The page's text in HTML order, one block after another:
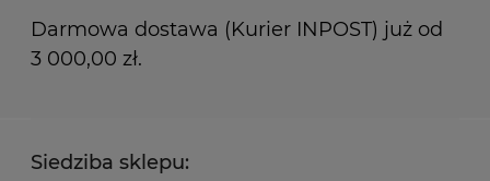
Darmowa dostawa (Kurier INPOST) już od
3 000,00 zł.
Siedziba sklepu: